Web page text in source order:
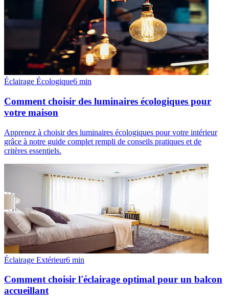
Éclairage Écologique6 min
Comment choisir des luminaires écologiques pour
votre maison
Apprenez à choisir des luminaires écologiques pour votre intérieur
grâce à notre guide complet rempli de conseils pratiques et de
critères essentiels.
Éclairage Extérieur6 min
Comment choisir l'éclairage optimal pour un balcon
accueillant